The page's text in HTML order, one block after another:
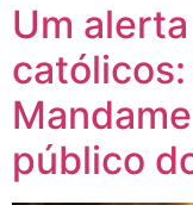
Um
público